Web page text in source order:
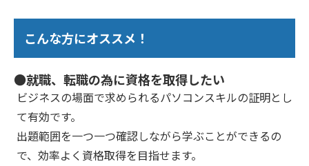
こんな方にオススメ！
●就職、転職の為に資格を取得したい
ビジネスの場面で求められるパソコンスキルの証明とし
て有効です。
出題範囲を一つ一つ確認しながら学ぶことができるの
で、効率よく資格取得を目指せます。